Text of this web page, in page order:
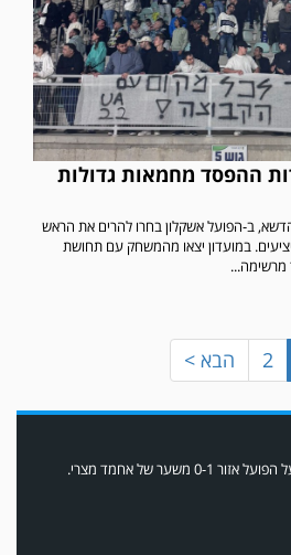
ההפסד מחמאות גדולות
ב-הפועל אשקלון בחרו להרים את הראש
במועדון יצאו מהמשחק עם תחושת
מרשימה...
2 הבא >
ניצחה קרית מלאכי את עירוני אשדוד 5-0.
משער של אחמד מצרי.